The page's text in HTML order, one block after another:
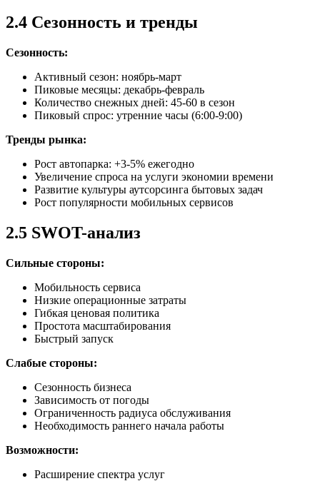
2.4 Сезонность и тренды
Сезонность:
Активный сезон: ноябрь-март
Пиковые месяцы: декабрь-февраль
Количество снежных дней: 45-60 в сезон
Пиковый спрос: утренние часы (6:00-9:00)
Тренды рынка:
Рост автопарка: +3-5% ежегодно
Увеличение спроса на услуги экономии времени
Развитие культуры аутсорсинга бытовых задач
Рост популярности мобильных сервисов
2.5 SWOT-анализ
Сильные стороны:
Мобильность сервиса
Низкие операционные затраты
Гибкая ценовая политика
Простота масштабирования
Быстрый запуск
Слабые стороны:
Сезонность бизнеса
Зависимость от погоды
Ограниченность радиуса обслуживания
Необходимость раннего начала работы
Возможности:
Расширение спектра услуг